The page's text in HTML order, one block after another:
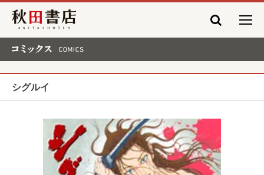
秋田書店
シグルイ